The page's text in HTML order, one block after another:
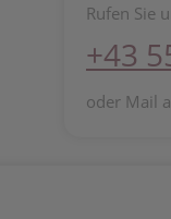
Rufen Sie
+43
oder Mail